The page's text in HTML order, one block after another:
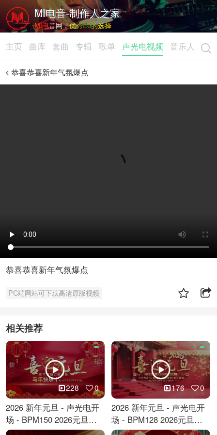
MI电音-制作人之家
MI电音网，优秀DJ的选择
主页 曲库 套曲 专辑 歌单 声光电视频 音乐人
恭喜恭喜新年气氛爆点
恭喜恭喜新年气氛爆点
PC端网站可下载高清原版视频
相关推荐
228 0
2026 新年元旦 - 声光电开
场 - BPM150 2026元旦跨
年倒计时
176 0
2026 新年元旦 - 声光电开
场 - BPM128 2026元旦马
年